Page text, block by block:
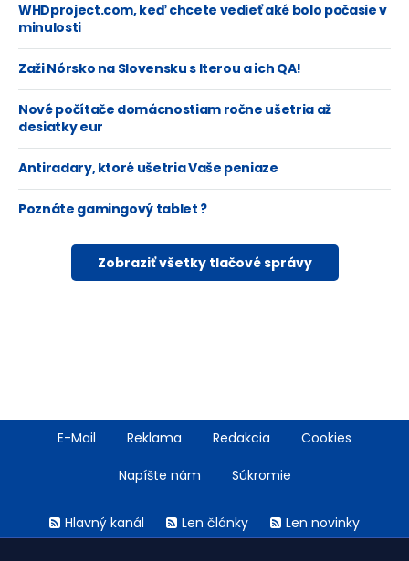
WHDproject.com, keď chcete vedieť aké bolo počasie v
minulosti
Zaži Nórsko na Slovensku s Iterou a ich QA!
Nové počítače domácnostiam ročne ušetria až
desiatky eur
Antiradary, ktoré ušetria Vaše peniaze
Poznáte gamingový tablet ?
Zobraziť všetky tlačové správy
FooterE-Mail Reklama Redakcia Cookies
Napíšte nám Súkromie
menuHlavný kanál Len články Len novinky